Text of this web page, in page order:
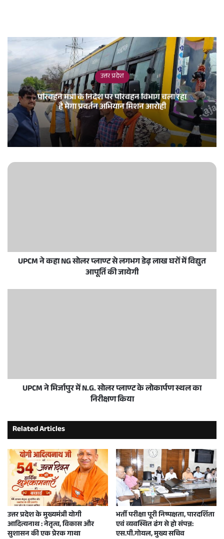
उत्तर प्रदेश
परिवहन मंत्री के निर्देश पर परिवहन विभाग चला रहा
है मेगा प्रवर्तन अभियान मिशन आरोही
UPCM ने कहा NG सोलर प्लाण्ट से लगभग डेढ़ लाख घरों में विद्युत
आपूर्ति की जायेगी
UPCM ने मिर्जापुर में N.G. सोलर प्लाण्ट के लोकार्पण स्थल का
निरीक्षण किया
Related Articles
उत्तर प्रदेश के मुख्यमंत्री योगी
आदित्यनाथ : नेतृत्व, विकास और
सुशासन की एक प्रेरक गाथा
भर्ती परीक्षा पूरी निष्पक्षता, पारदर्शिता
एवं व्यवस्थित ढंग से हो संपन्न:
एस.पी.गोयल, मुख्य सचिव